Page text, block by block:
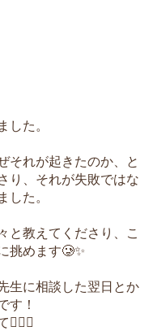
た。
それが起きたのか、と
り、それが失敗ではな
た。
と教えてくださり、こ
挑めます🥲✨
生に相談した翌日とか
す！
🫪🫪🫪